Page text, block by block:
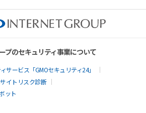
プのセキュリティ事業について
サービス「GMOセキュリティ24」
イトリスク診断
ット